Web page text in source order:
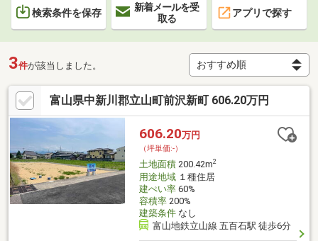
検索条件を保存
新着メールを受
取る
アプリで探す
3件が該当しました。
富山県中新川郡立山町前沢新町 606.20万円
606.20万円
（坪単価:-）
土地面積200.42m2
用途地域１種住居
建ぺい率60%
容積率200%
建築条件なし
富山地鉄立山線 五百石駅 徒歩6分